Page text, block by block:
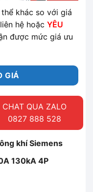
khác so với giá
hệ hoặc YÊU
được mức giá ưu
GIÁ
CHAT QUA ZALO
0827 888 528
khí Siemens
130kA 4P